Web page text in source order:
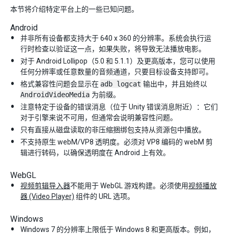
本节将介绍特定平台上的一些已知问题。
Android
并非所有设备都支持大于 640 x 360 的分辨率。系统会执行运
行时检查以验证这一点，如果失败，将导致无法播放电影。
对于 Android Lollipop（5.0 和 5.1.1）及更高版本，您可以使用
任何分辨率或任意数量的音频通道，只要目标设备支持即可。
格式兼容性问题会显示在 adb logcat 输出中，并且始终以
AndroidVideoMedia 为前缀。
注意特定于设备的错误消息（位于 Unity 错误消息附近）：它们
对于引擎来说不可用，但通常会说明兼容性问题。
只有直接从磁盘读取的非压缩捆绑包支持从资源包中播放。
不支持原生 webM/VP8 透明度。必须对 VP8 编码的 webM 剪
辑进行转码，以确保透明度在 Android 上有效。
WebGL
视频剪辑导入器不能用于 WebGL 游戏构建。必须使用视频播放
器 (Video Player) 组件的 URL 选项。
Windows
Windows 7 的分辨率上限低于 Windows 8 和更高版本。例如，